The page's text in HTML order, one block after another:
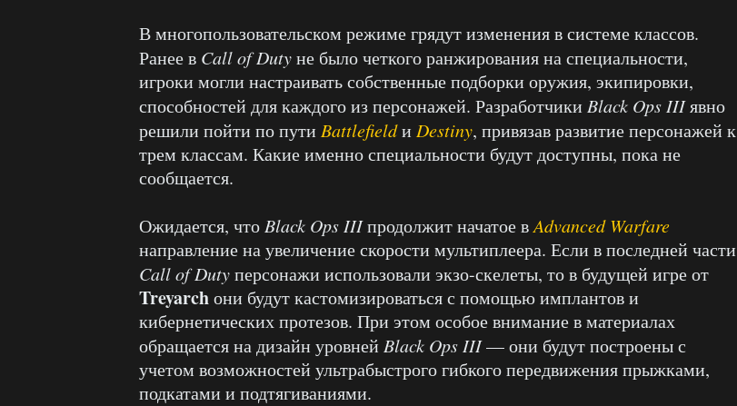
В многопользовательском режиме грядут изменения в системе классов.
Ранее в Call of Dutyне было четкого ранжирования на специальности,
игроки могли настраивать собственные подборки оружия, экипировки,
способностей для каждого из персонажей. Разработчики Black Ops IIIявно
решили пойти по пути Battlefieldи Destiny, привязав развитие персонажей к
трем классам. Какие именно специальности будут доступны, пока не
сообщается.
Ожидается, что Black Ops IIIпродолжит начатое вAdvanced Warfare
направление на увеличение скорости мультиплеера. Если в последней части
Call of Dutyперсонажи использовали экзо-скелеты, то в будущей игре от
Treyarchони будут кастомизироваться с помощью имплантов и
кибернетических протезов. При этом особое внимание в материалах
обращается на дизайн уровней Black Ops III— они будут построены с
учетом возможностей ультрабыстрого гибкого передвижения прыжками,
подкатами и подтягиваниями.